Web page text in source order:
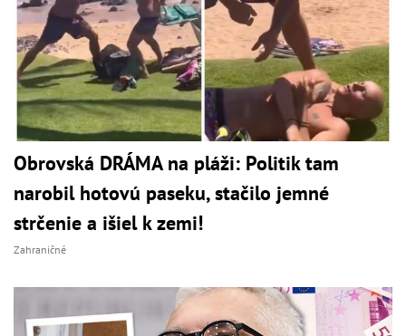
Obrovská DRÁMA na pláži: Politik tam
narobil hotovú paseku, stačilo jemné
strčenie a išiel k zemi!
Zahraničné